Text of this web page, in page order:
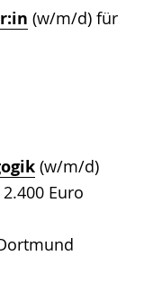
(w/m/d) für
(w/m/d)
Euro